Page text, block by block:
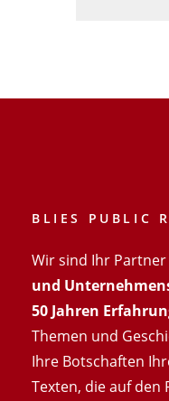
BLIES PUBLIC
Wir sind Ihr
und
50 Jahren
Themen und
Ihre Botschaften
Texten, die auf